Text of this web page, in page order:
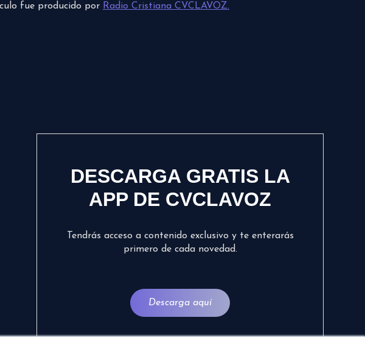
fue producido por Radio Cristiana CVCLAVOZ.
DESCARGA GRATIS LA
APP DE CVCLAVOZ
Tendrás acceso a contenido exclusivo y te enterarás
primero de cada novedad.
Descarga aquí